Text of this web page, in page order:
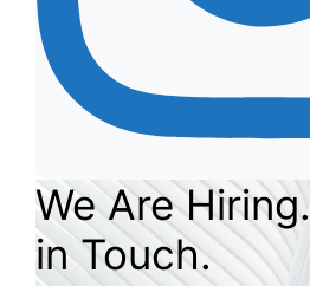
We Are
in Touch.